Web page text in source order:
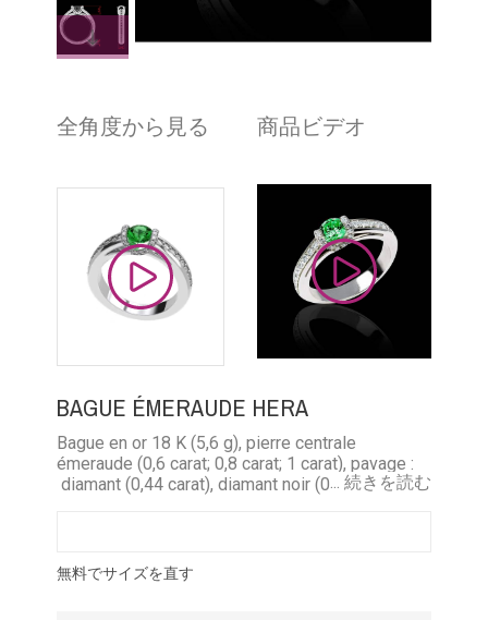
全角度から見る 商品ビデオ
BAGUE ÉMERAUDE HERA
Bague en or 18 K (5,6 g), pierre centrale
émeraude (0,6 carat; 0,8 carat; 1 carat), pavage :
diamant (0,44 carat), diamant noir (0,44 carat),
... 続きを読む
無料でサイズを直す